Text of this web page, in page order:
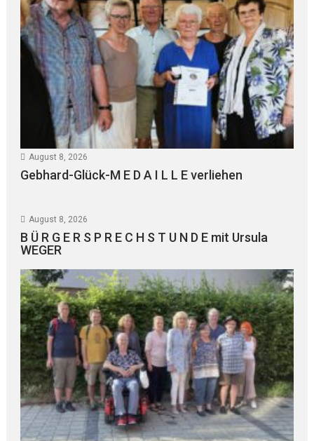
August 8, 2026
Gebhard-Glück-M E D A I L L E verliehen
August 8, 2026
B Ü R G E R S P R E C H S T U N D E mit Ursula
WEGER